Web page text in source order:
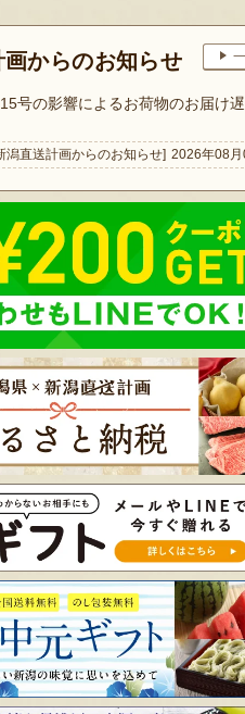
からのお知らせ
号の影響によるお荷物のお届け
潟直送計画からのお知らせ] 2026年08月